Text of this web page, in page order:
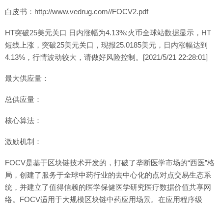
白皮书：http://www.vedrug.com//FOCV2.pdf
HT突破25美元关口 日内涨幅为4.13%:火币全球站数据显示，HT
短线上涨，突破25美元关口，现报25.0185美元，日内涨幅达到
4.13%，行情波动较大，请做好风险控制。[2021/5/21 22:28:01]
最大供应量：
总供应量：
核心算法：
激励机制：
FOCV是基于区块链技术开发的，打破了垄断医学市场的“西医”格
局，创建了服务于全球中药行业的去中心化的点对点交易生态系
统，并建立了值得信赖的医学保健医学研究医疗数据价值共享网
络。FOCV适用于大规模区块链中药应用场景。在应用程序级